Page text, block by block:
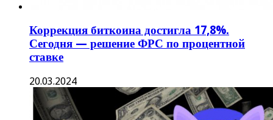
Коррекция биткоина достигла 17,8%.
Сегодня — решение ФРС по процентной
ставке
20.03.2024